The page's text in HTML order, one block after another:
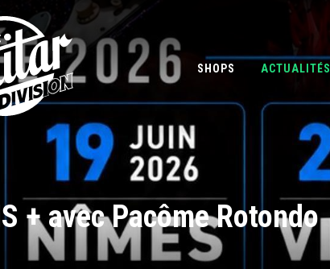
SHOPS ACTUALITÉS
+ avec Pacôme Rotondo